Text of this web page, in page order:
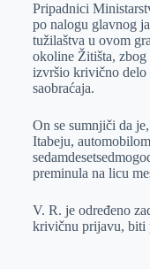
e
r
I
n
s
A
p
p
a
i
l
Pripadnici
po nalogu glavnog
tužilaštva u ovom
okoline Žitišta, zbog
izvršio krivično delo
saobraćaja.
On se sumnjiči da
Itabeju,
preminula na licu
V. R. je određeno
krivičnu prijavu, biti